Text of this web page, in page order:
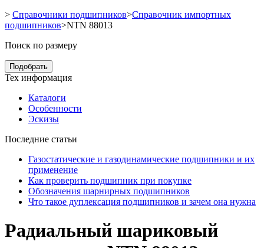
> Справочники подшипников>Справочник импортных
подшипников>NTN 88013
Поиск по размеру
Подобрать
Тех информация
Каталоги
Особенности
Эскизы
Последние статьи
Газостатические и газодинамические подшипники и их
применение
Как проверить подшипник при покупке
Обозначения шарнирных подшипников
Что такое дуплексация подшипников и зачем она нужна
Радиальный шариковый